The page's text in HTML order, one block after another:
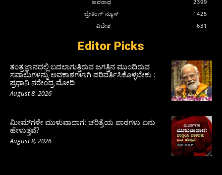
ಅಪರಾಧ
2399
ಬ್ರೇಕಿಂಗ್ ನ್ಯೂಸ್
1425
ವಿದೇಶ
631
Editor Picks
ತಂತ್ರಜ್ಞಾನದಲ್ಲಿ ಬದಲಾಗುತ್ತಿರುವ ಜಗತ್ತಿನ ಮುಂದಿರುವ
ಸವಾಲುಗಳನ್ನು ಅವಕಾಶಗಳಾಗಿ ಪರಿವರ್ತಿಸಿಕೊಳ್ಳಬೇಕು :
ಪ್ರಧಾನಿ ನರೇಂದ್ರ ಮೋದಿ
August 8, 2026
ಮೀಮ್‌ಗಳೇ ಮುಳುವಾದಾಗ: ಚರಿತ್ರೆಯ ಪಾಠಗಳು ಏನು
ಹೇಳುತ್ತವೆ?
August 8, 2026